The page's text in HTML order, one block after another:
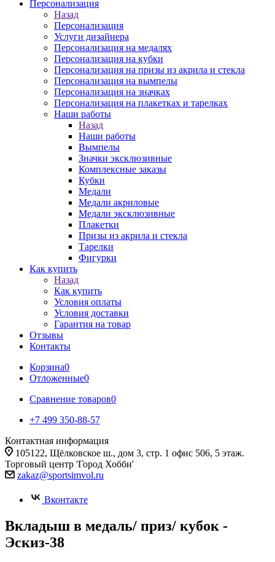
Персонализация
Назад
Персонализация
Услуги дизайнера
Персонализация на медалях
Персонализация на кубки
Персонализация на призы из акрила и стекла
Персонализация на вымпелы
Персонализация на значках
Персонализация на плакетках и тарелках
Наши работы
Назад
Наши работы
Вымпелы
Значки эксклюзивные
Комплексные заказы
Кубки
Медали
Медали акриловые
Медали эксклюзивные
Плакетки
Призы из акрила и стекла
Тарелки
Фигурки
Как купить
Назад
Как купить
Условия оплаты
Условия доставки
Гарантия на товар
Отзывы
Контакты
Корзина0
Отложенные0
Сравнение товаров0
+7 499 350-88-57
Контактная информация
105122, Щёлковское ш., дом 3, стр. 1 офис 506, 5 этаж.
Торговый центр 'Город Хобби'
zakaz@sportsimvol.ru
Вконтакте
Вкладыш в медаль/ приз/ кубок -
Эскиз-38